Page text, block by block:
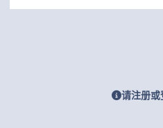
请注册